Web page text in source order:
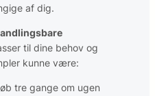
af dig.
til dine behov og
kunne være:
tre gange om ugen